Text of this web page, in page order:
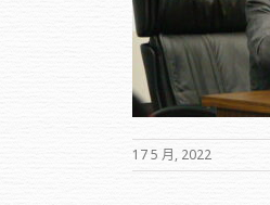
17 5 月, 2022